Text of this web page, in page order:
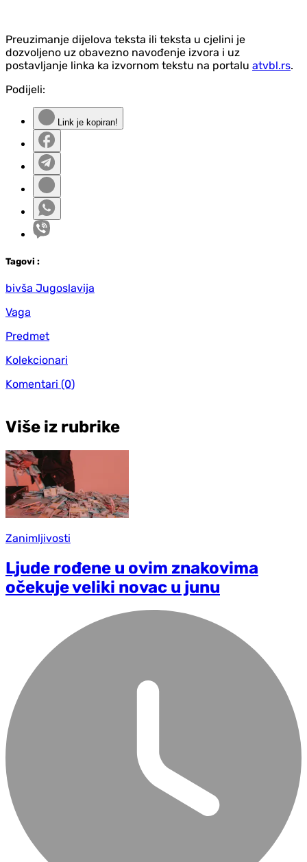
Preuzimanje dijelova teksta ili teksta u cjelini je
dozvoljeno uz obavezno navođenje izvora i uz
postavljanje linka ka izvornom tekstu na portalu atvbl.rs.
Podijeli:
Link je kopiran!
Tagovi :
bivša Jugoslavija
Vaga
Predmet
Kolekcionari
Komentari (0)
Više iz rubrike
Zanimljivosti
Ljude rođene u ovim znakovima
očekuje veliki novac u junu